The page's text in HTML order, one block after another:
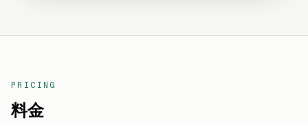
PRICING
料金